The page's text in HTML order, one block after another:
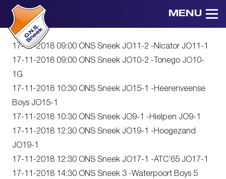
MENU
17-11-2018 09:00 ONS Sneek JO11-2 -Nicator JO11-1
17-11-2018 09:00 ONS Sneek JO10-2 -Tonego JO10-
1G
17-11-2018 10:30 ONS Sneek JO15-1 -Heerenveense
Boys JO15-1
17-11-2018 10:30 ONS Sneek JO9-1 -Hielpen JO9-1
17-11-2018 12:30 ONS Sneek JO19-1 -Hoogezand
JO19-1
17-11-2018 12:30 ONS Sneek JO17-1 -ATC’65 JO17-1
17-11-2018 14:30 ONS Sneek 3 -Waterpoort Boys 5